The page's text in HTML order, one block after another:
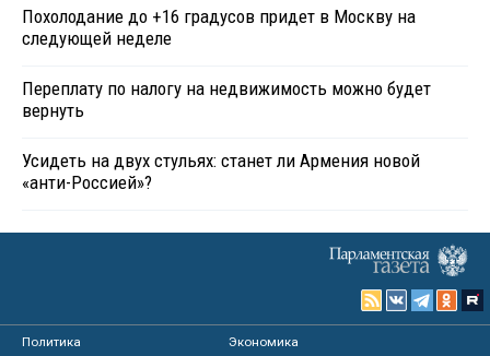
Похолодание до +16 градусов придет в Москву на
следующей неделе
Переплату по налогу на недвижимость можно будет
вернуть
Усидеть на двух стульях: станет ли Армения новой
«анти-Россией»?
Политика
Экономика